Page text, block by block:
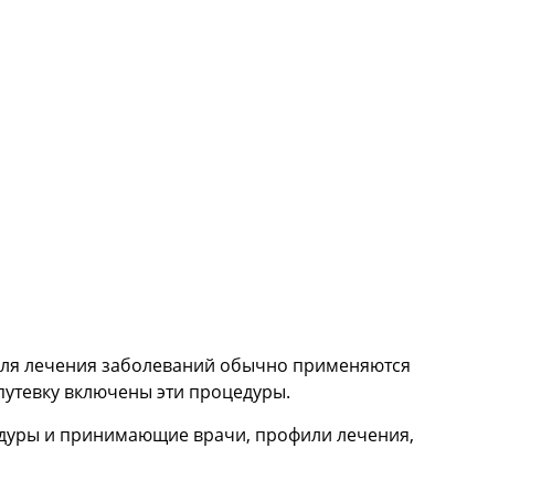
лечения заболеваний обычно применяются
включены эти процедуры.
и принимающие врачи, профили лечения,